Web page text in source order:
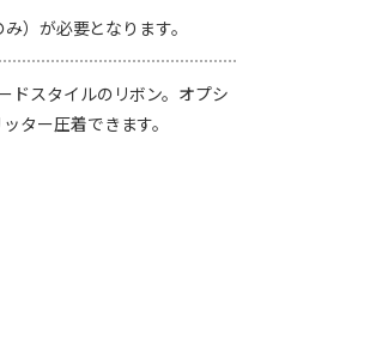
）が必要となります。
ドスタイルのリボン。オプシ
ター圧着できます。